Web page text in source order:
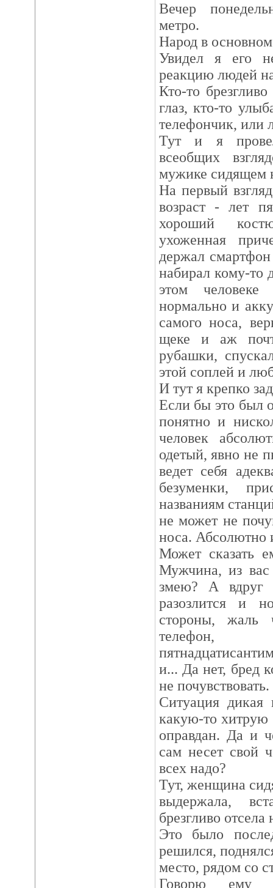
Вечер
метро.
Народ в
Увидел я его
реакцию людей
Кто-то
глаз, кто-то
телефончик, или
Тут и я
всеобщих
мужике сидящем
На первый
возраст - лет
хороший
ухоженная
держал
набирал кому-то
этом
нормально и
самого носа,
щеке и аж
рубашки,
этой соплей и
И тут я крепко
Если бы это был
понятно и
человек
одетый, явно не
ведет себя
безуменки,
названиям
не может не
носа. Абсолютно
Может сказать
Мужчина, из вас
змею? А вдруг
разозлится и
стороны, жаль
и... Да нет, бред
не почувствовать.
Ситуация дикая
какую-то хитрую
оправдан. Да и
сам несет свой
всех надо?
Тут, женщина
выдержала,
брезгливо отсела
Это было
решился,
место, рядом со
Говорю ему